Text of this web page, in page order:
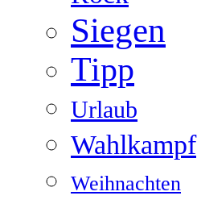
Siegen
Tipp
Urlaub
Wahlkampf
Weihnachten